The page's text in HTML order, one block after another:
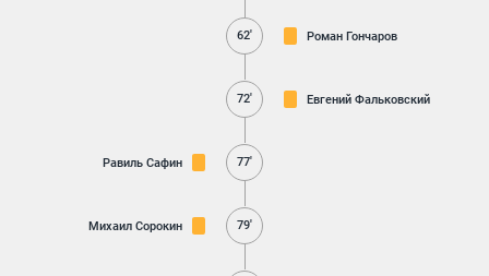
62' Роман Гончаров
72' Евгений Фальковский
Равиль Сафин 77'
Михаил Сорокин 79'